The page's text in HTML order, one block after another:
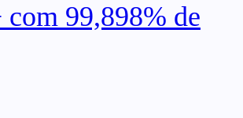
99,898% de